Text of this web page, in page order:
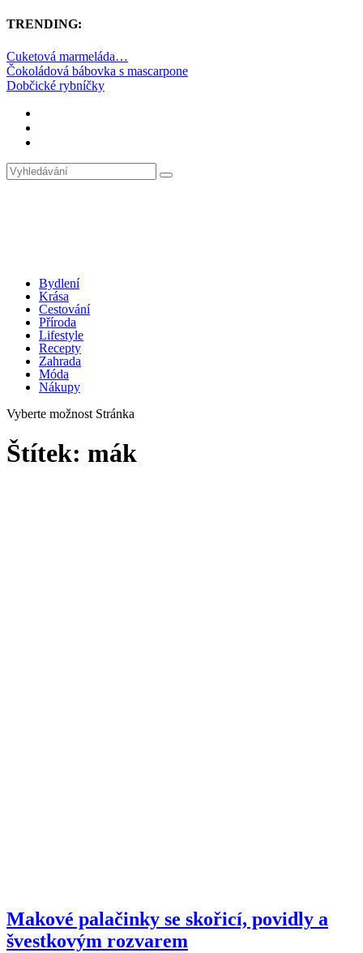
TRENDING:
Cuketová marmeláda…
Čokoládová bábovka s mascarpone
Dobčické rybníčky
Bydlení
Krása
Cestování
Příroda
Lifestyle
Recepty
Zahrada
Móda
Nákupy
Vyberte možnost Stránka
Štítek: mák
Makové palačinky se skořicí, povidly a
švestkovým rozvarem